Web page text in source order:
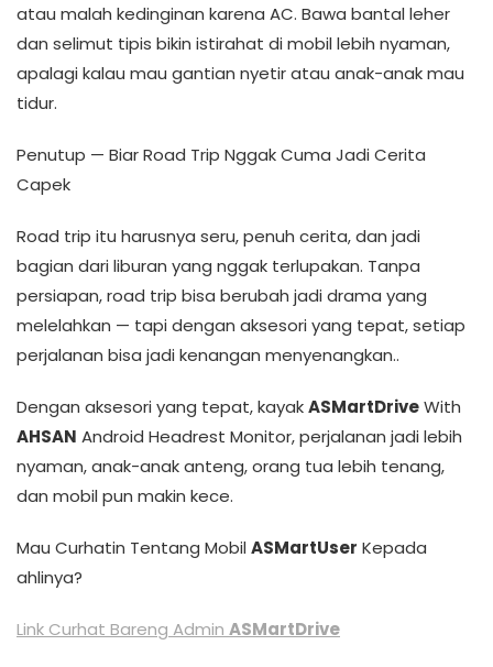
atau malah kedinginan karena AC. Bawa bantal leher
dan selimut tipis bikin istirahat di mobil lebih nyaman,
apalagi kalau mau gantian nyetir atau anak-anak mau
tidur.
Penutup — Biar Road Trip Nggak Cuma Jadi Cerita
Capek
Road trip itu harusnya seru, penuh cerita, dan jadi
bagian dari liburan yang nggak terlupakan. Tanpa
persiapan, road trip bisa berubah jadi drama yang
melelahkan — tapi dengan aksesori yang tepat, setiap
perjalanan bisa jadi kenangan menyenangkan..
Dengan aksesori yang tepat, kayakASMartDriveWith
AHSAN Android Headrest Monitor, perjalanan jadi lebih
nyaman, anak-anak anteng, orang tua lebih tenang,
dan mobil pun makin kece.
Mau Curhatin Tentang Mobil ASMartUser Kepada
ahlinya?
Link Curhat Bareng Admin ASMartDrive